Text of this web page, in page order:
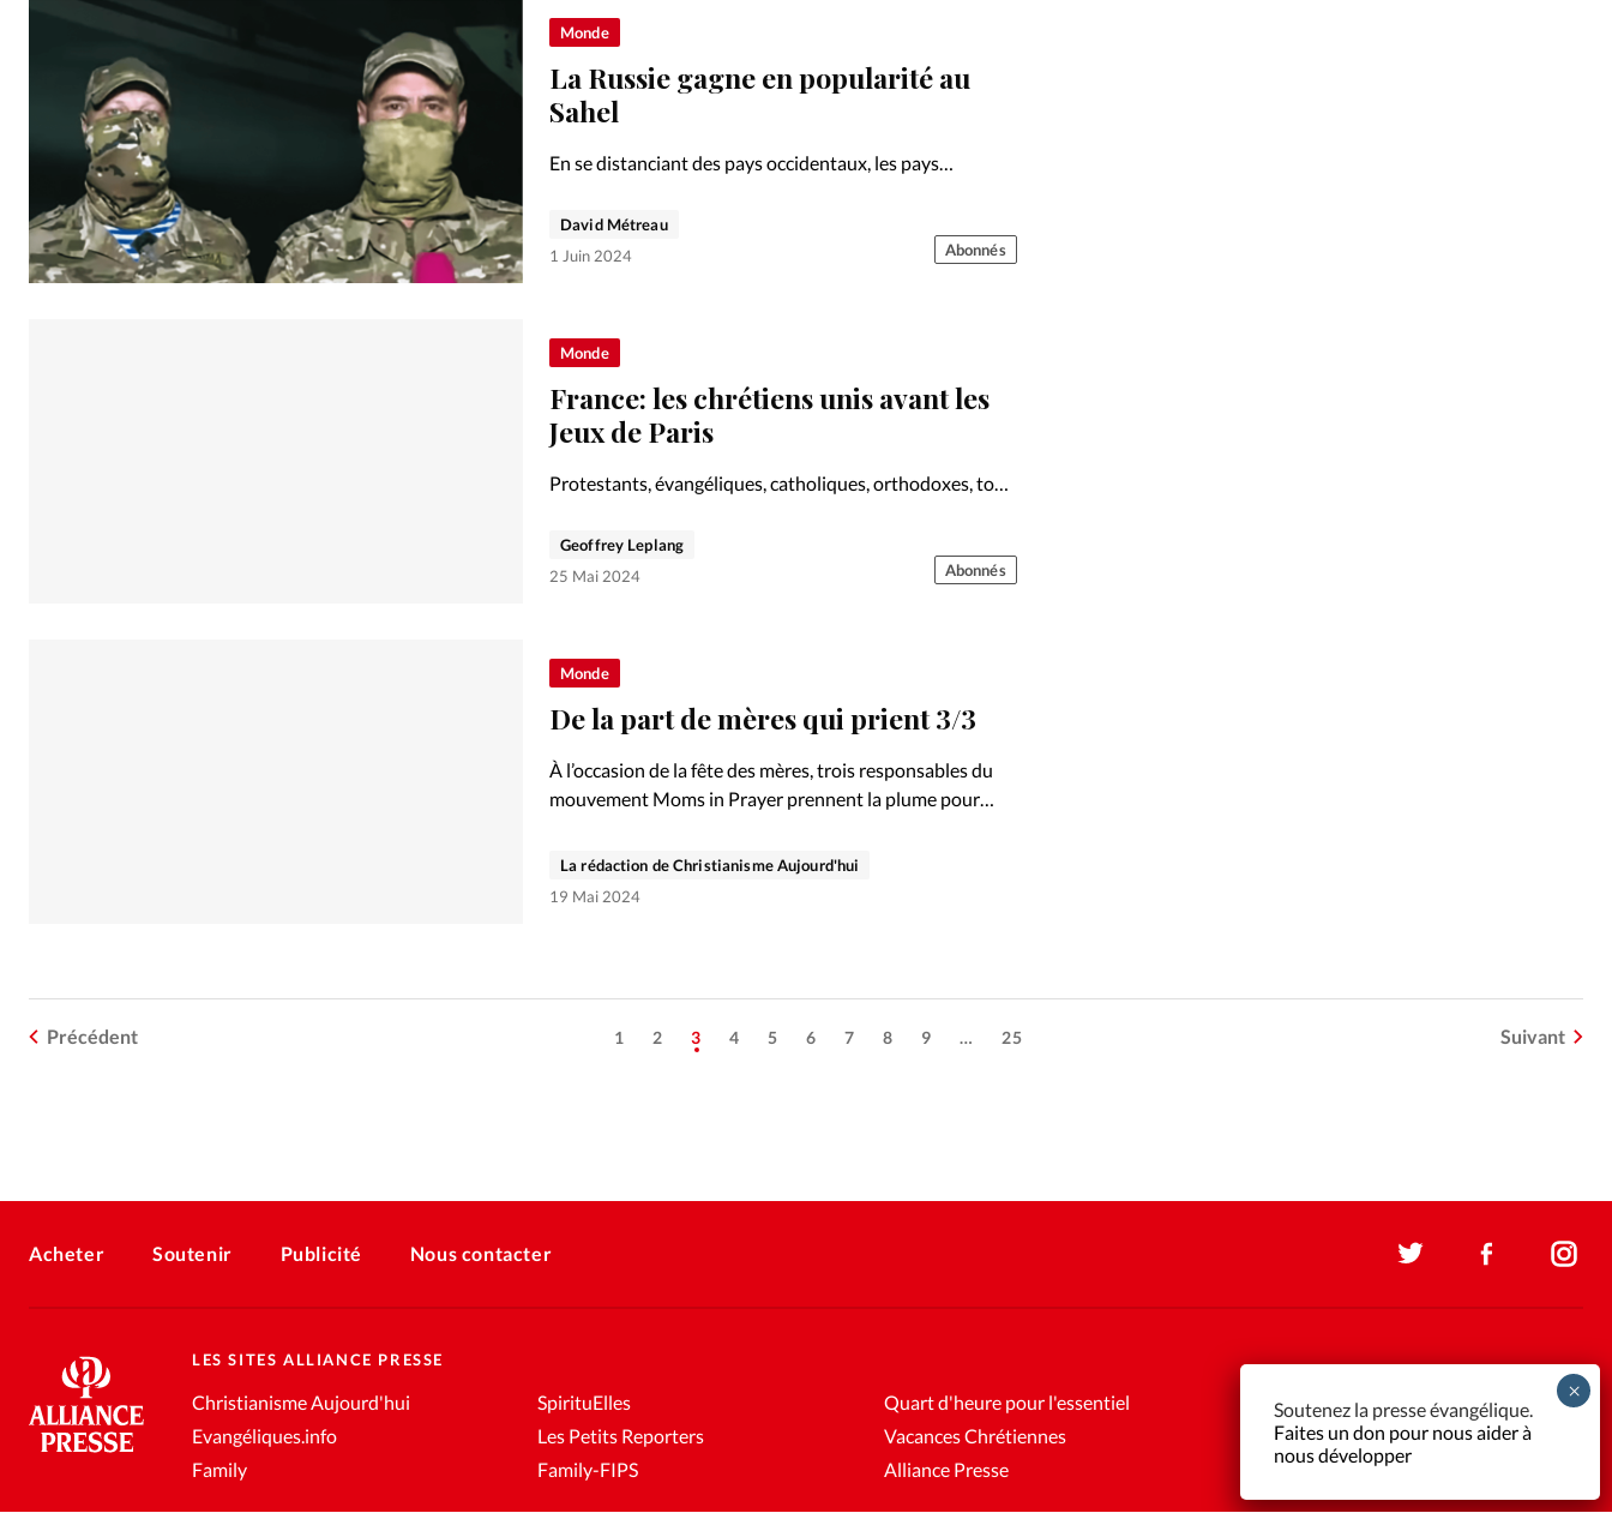
Monde
La Russie gagne en popularité au
Sahel
En se distanciant des pays occidentaux, les pays
changement de position qui dépasse toutefois la simple
revendication politique.
David Métreau
1 Juin 2024
Abonnés
Monde
France: les chrétiens unis avant les
Jeux de Paris
Protestants, évangéliques, catholiques, orthodoxes, tous
pour accueillir les Jeux de Paris.
Geoffrey Leplang
25 Mai 2024
Abonnés
Monde
De la part de mères qui prient 3/3
À l’occasion de la fête des mères, trois responsables du
mouvement Moms in Prayer prennent la plume pour
soient de cœur ou biologiquement.
La rédaction de Christianisme Aujourd'hui
19 Mai 2024
Précédent 1 2 3 4 5 6 7 8 9 … 25 Suivant
Acheter Soutenir Publicité Nous contacter
LES SITES ALLIANCE PRESSE
Christianisme Aujourd'hui
Evangéliques.info
Family
SpirituElles
Les Petits Reporters
Family-FIPS
Quart d'heure pour l'essentiel
Vacances Chrétiennes
Alliance Presse
Soutenez la presse évangélique.
Faites un don pour nous aider à
nous développer